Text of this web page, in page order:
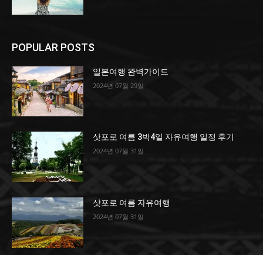
POPULAR POSTS
일본여행 완벽가이드
2024년 07월 29일
삿포로 여름 3박4일 자유여행 일정 후기
2024년 07월 31일
삿포로 여름 자유여행
2024년 07월 31일